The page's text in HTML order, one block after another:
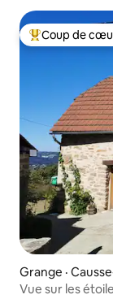
Coup de cœur
Coup de
Grange ·
Vue sur les